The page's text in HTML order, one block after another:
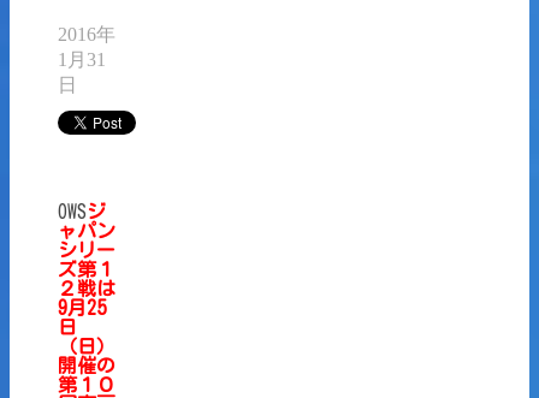
2016年
1月31
日
OWSジ
ャパン
シリー
ズ第１
２戦は
9月25
日
（日）
開催の
第１０